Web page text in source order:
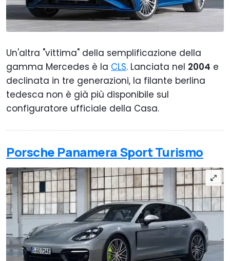
Un'altra "vittima" della semplificazione della
gamma Mercedes è la CLS. Lanciata nel 2004 e
declinata in tre generazioni, la filante berlina
tedesca non è già più disponibile sul
configuratore ufficiale della Casa.
Porsche Panamera Sport Turismo